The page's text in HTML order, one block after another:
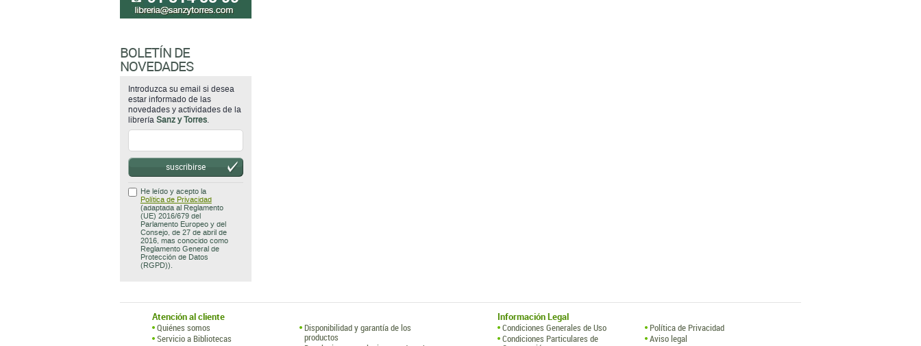
BOLETÍN DE
NOVEDADES
Introduzca su email si desea
estar informado de las
novedades y actividades de la
librería Sanz y Torres.
suscribirse
He leído y acepto la
Política de Privacidad
(adaptada al Reglamento
(UE) 2016/679 del
Parlamento Europeo y del
Consejo, de 27 de abril de
2016, mas conocido como
Reglamento General de
Protección de Datos
(RGPD)).
Atención al cliente
Quiénes somos
Servicio a Bibliotecas
Disponibilidad y garantía de los
productos
Información Legal
Condiciones Generales de Uso
Condiciones Particulares de
Política de Privacidad
Aviso legal